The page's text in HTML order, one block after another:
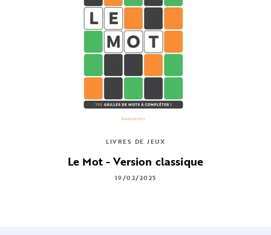
LIVRES DE JEUX
Le Mot - Version classique
19/02/2025